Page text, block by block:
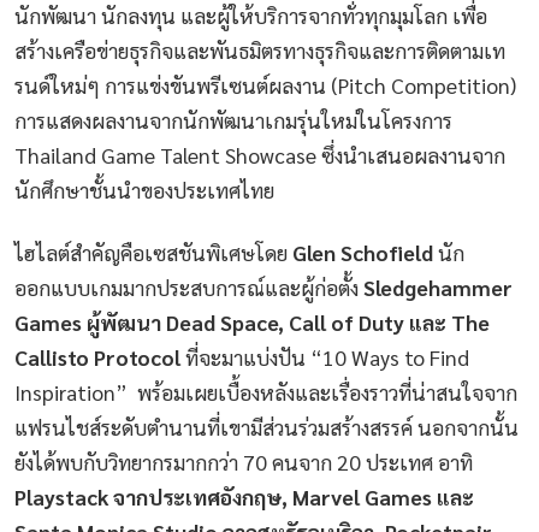
นักพัฒนา นักลงทุน และผู้ให้บริการจากทั่วทุกมุมโลก เพื่อ
สร้างเครือข่ายธุรกิจและพันธมิตรทางธุรกิจและการติดตามเท
รนด์ใหม่ๆ การแข่งขันพรีเซนต์ผลงาน (Pitch Competition)
การแสดงผลงานจากนักพัฒนาเกมรุ่นใหม่ในโครงการ
Thailand Game Talent Showcase ซึ่งนำเสนอผลงานจาก
นักศึกษาชั้นนำของประเทศไทย
ไฮไลต์สำคัญคือเซสชันพิเศษโดย Glen Schofieldนัก
ออกแบบเกมมากประสบการณ์และผู้ก่อตั้งSledgehammer
Games ผู้พัฒนา Dead Space, Call of Duty และ The
Callisto Protocolที่จะมาแบ่งปัน “10 Ways to Find
Inspiration” พร้อมเผยเบื้องหลังและเรื่องราวที่น่าสนใจจาก
แฟรนไชส์ระดับตำนานที่เขามีส่วนร่วมสร้างสรรค์ นอกจากนั้น
ยังได้พบกับวิทยากรมากกว่า 70 คนจาก 20 ประเทศ อาทิ
Playstack จากประเทศอังกฤษ, Marvel Games และ